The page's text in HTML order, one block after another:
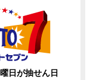
曜日が抽せん日